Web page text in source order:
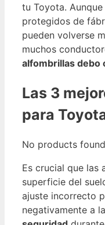
tu Toyota.
protegidos de
pueden volverse
muchos
alfombrillas debo
Las 3
para
No products
Es crucial que las
superficie del
ajuste incorrecto
negativamente a la